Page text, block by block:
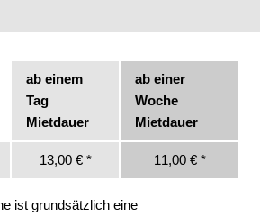
ab einem
Tag
Mietdauer
ab einer
Woche
Mietdauer
13,00 € * 11,00 € *
ist grundsätzlich eine